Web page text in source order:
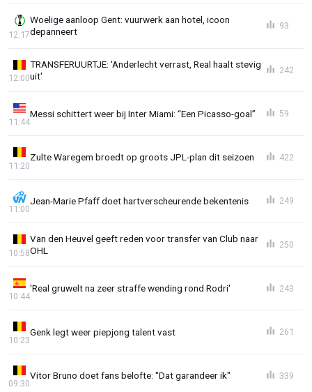
Woelige aanloop Gent: vuurwerk aan hotel, icoon
depanneert
12:17
93
TRANSFERUURTJE: 'Anderlecht verrast, Real haalt stevig
uit'
12:00
242
Messi schittert weer bij Inter Miami: “Een Picasso-goal”
11:44
59
Zulte Waregem broedt op groots JPL-plan dit seizoen
11:20
422
Jean-Marie Pfaff doet hartverscheurende bekentenis
11:00
249
Van den Heuvel geeft reden voor transfer van Club naar
OHL
10:58
250
'Real gruwelt na zeer straffe wending rond Rodri'
10:44
243
Genk legt weer piepjong talent vast
10:23
261
Vitor Bruno doet fans belofte: "Dat garandeer ik"
09:30
339